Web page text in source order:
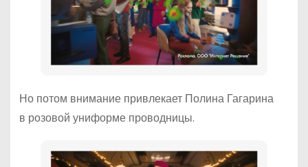
Но потом внимание привлекает Полина Гагарина
в розовой униформе проводницы.